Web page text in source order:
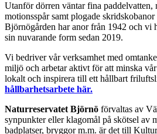
Utanför dörren väntar fina paddelvatten,
motionsspår samt plogade
Björnögården har anor från 1942 och vi
sin nuvarande form sedan 2019.
Vi bedriver vår verksamhet med
miljö och arbetar aktivt för att minska
lokalt och inspirera till ett hållbart
hållbarhetsarbete här.
Naturreservatet Björnö förvaltas av
synpunkter eller klagomål på skötsel av
badplatser, bryggor m.m. är det till